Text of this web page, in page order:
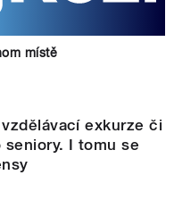
místě
exkurze či
I tomu se